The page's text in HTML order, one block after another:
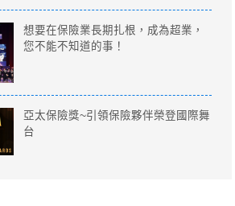
想要在保險業長期扎根，成為超業，
您不能不知道的事！
亞太保險獎~引領保險夥伴榮登國際舞
台